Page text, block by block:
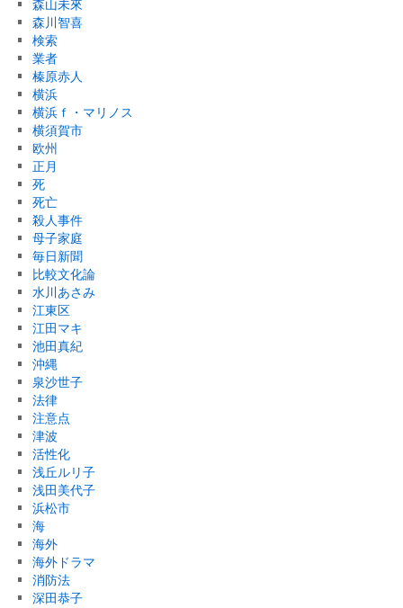
森山未來
森川智喜
検索
業者
榛原赤人
横浜
横浜ｆ・マリノス
横須賀市
欧州
正月
死
死亡
殺人事件
母子家庭
毎日新聞
比較文化論
水川あさみ
江東区
江田マキ
池田真紀
沖縄
泉沙世子
法律
注意点
津波
活性化
浅丘ルリ子
浅田美代子
浜松市
海
海外
海外ドラマ
消防法
深田恭子